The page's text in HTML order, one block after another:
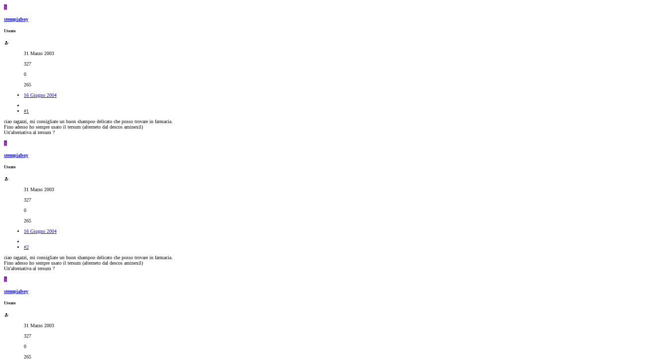
S
stempiaboy
Utente
31 Marzo 2003
327
0
265
16 Giugno 2004
#1
ciao ragazzi, mi consigliate un buon shampoo delicato che posso trovare in farmacia.
Fino adesso ho sempre usato il tersum (alterneto dal descos aminexil)
Un'alternativa al tersum ?
S
stempiaboy
Utente
31 Marzo 2003
327
0
265
16 Giugno 2004
#2
ciao ragazzi, mi consigliate un buon shampoo delicato che posso trovare in farmacia.
Fino adesso ho sempre usato il tersum (alterneto dal descos aminexil)
Un'alternativa al tersum ?
S
stempiaboy
Utente
31 Marzo 2003
327
0
265